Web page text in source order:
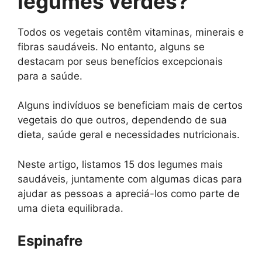
Todos os vegetais contêm vitaminas, minerais e
fibras saudáveis. No entanto, alguns se
destacam por seus benefícios excepcionais
para a saúde.
Alguns indivíduos se beneficiam mais de certos
vegetais do que outros, dependendo de sua
dieta, saúde geral e necessidades nutricionais.
Neste artigo, listamos 15 dos legumes mais
saudáveis, juntamente com algumas dicas para
ajudar as pessoas a apreciá-los como parte de
uma dieta equilibrada.
Espinafre